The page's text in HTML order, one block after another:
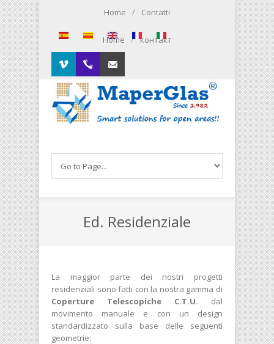
Skip to main content
Home / Contatti
Home / контакт
Vimeo 00.34.93.564.01.79
Contacto
Ed. Residenziale
La maggior parte dei nostri progetti
residenziali sono fatti con la nostra gamma di
Coperture Telescopiche C.T.U. dal
movimento manuale e con un design
standardizzato sulla base delle seguenti
geometrie: